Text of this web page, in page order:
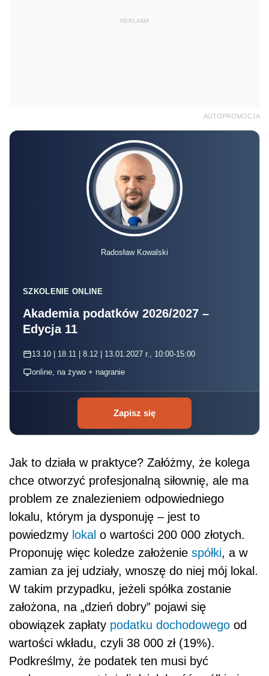
REKLAMA
AUTOPROMOCJA
Radosław Kowalski
SZKOLENIE ONLINE
Akademia podatków 2026/2027 –
Edycja 11
13.10 | 18.11 | 8.12 | 13.01.2027 r., 10:00-15:00
online, na żywo + nagranie
Zapisz się
Jak to działa w praktyce? Załóżmy, że kolega
chce otworzyć profesjonalną siłownię, ale ma
problem ze znalezieniem odpowiedniego
lokalu, którym ja dysponuję – jest to
powiedzmy lokal o wartości 200 000 złotych.
Proponuję więc koledze założenie spółki, a w
zamian za jej udziały, wnoszę do niej mój lokal.
W takim przypadku, jeżeli spółka zostanie
założona, na „dzień dobry” pojawi się
obowiązek zapłaty podatku dochodowego od
wartości wkładu, czyli 38 000 zł (19%).
Podkreślmy, że podatek ten musi być